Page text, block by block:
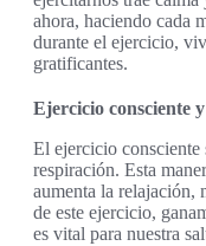
ahora, haciendo cada
durante el ejercicio,
gratificantes.
Ejercicio consciente
El ejercicio consciente
respiración. Esta
aumenta la relajación,
de este ejercicio,
es vital para nuestra